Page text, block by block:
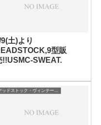
土)より
型販
!!USMC-SWEAT.